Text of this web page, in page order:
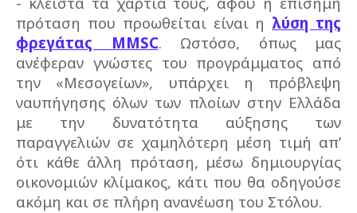
πρόταση που προωθείται είναι ηλύση της
φρεγάτας MMSC. Ωστόσο, όπως μας
ανέφεραν γνώστες του προγράμματος από
την «Μεσογείων», υπάρχει η πρόβλεψη
ναυπήγησης όλων των πλοίων στην Ελλάδα
με την δυνατότητα αύξησης των
παραγγελιών σε χαμηλότερη μέση τιμή απ’
ότι κάθε άλλη πρόταση, μέσω δημιουργίας
οικονομιών κλίμακος, κάτι που θα οδηγούσε
ακόμη και σε πλήρη ανανέωση του Στόλου.